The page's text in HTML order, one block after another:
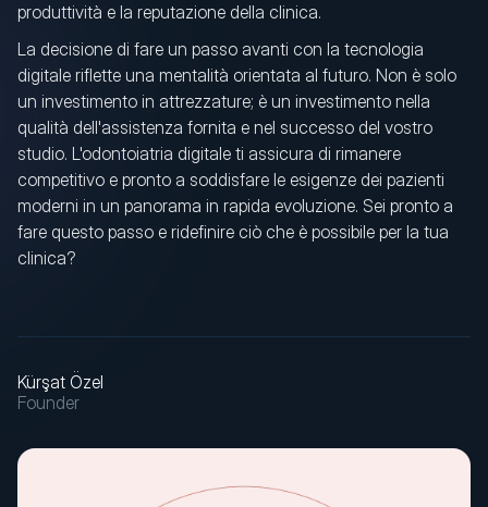
produttività e la reputazione della clinica.
La decisione di fare un passo avanti con la tecnologia
digitale riflette una mentalità orientata al futuro. Non è solo
un investimento in attrezzature; è un investimento nella
qualità dell'assistenza fornita e nel successo del vostro
studio. L'odontoiatria digitale ti assicura di rimanere
competitivo e pronto a soddisfare le esigenze dei pazienti
moderni in un panorama in rapida evoluzione. Sei pronto a
fare questo passo e ridefinire ciò che è possibile per la tua
clinica?
Kürşat Özel
Founder